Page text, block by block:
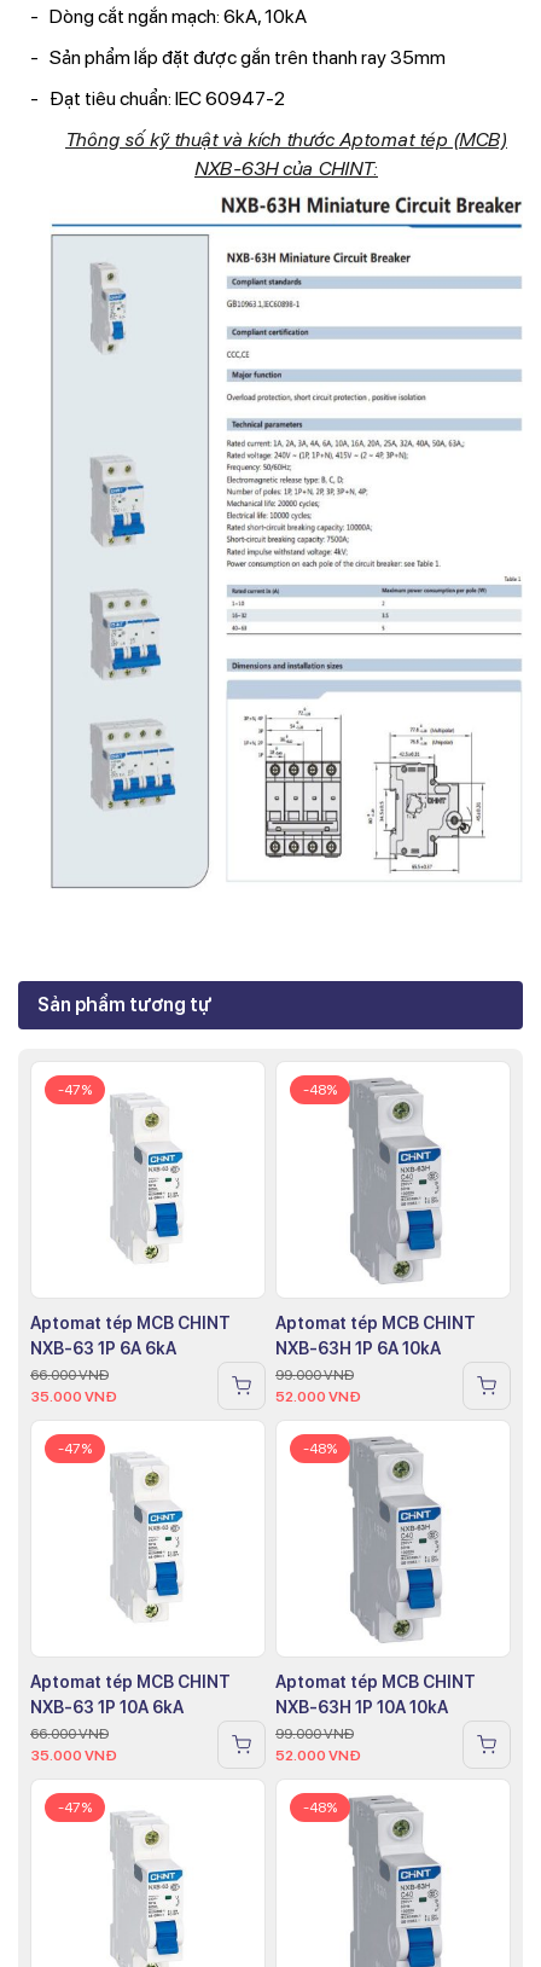
Dòng cắt ngắn mạch: 6kA, 10kA
Sản phẩm lắp đặt được gắn trên thanh ray 35mm
Đạt tiêu chuẩn: IEC 60947-2
Thông số kỹ thuật và kích thước Aptomat tép (MCB)
NXB-63H của CHINT:
Sản phẩm tương tự
-47%
Aptomat tép MCB CHINT
NXB-63 1P 6A 6kA
66.000VNĐ
35.000 VNĐ
-48%
Aptomat tép MCB CHINT
NXB-63H 1P 6A 10kA
99.000VNĐ
52.000 VNĐ
-47%
Aptomat tép MCB CHINT
NXB-63 1P 10A 6kA
66.000VNĐ
35.000 VNĐ
-48%
Aptomat tép MCB CHINT
NXB-63H 1P 10A 10kA
99.000VNĐ
52.000 VNĐ
-47% -48%